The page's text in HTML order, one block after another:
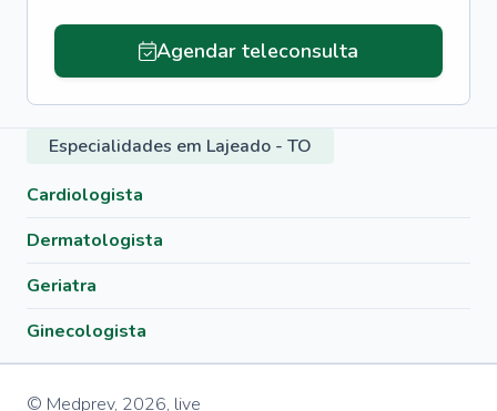
Agendar teleconsulta
Especialidades em Lajeado - TO
Cardiologista
Dermatologista
Geriatra
Ginecologista
© Medprev, 2026, live